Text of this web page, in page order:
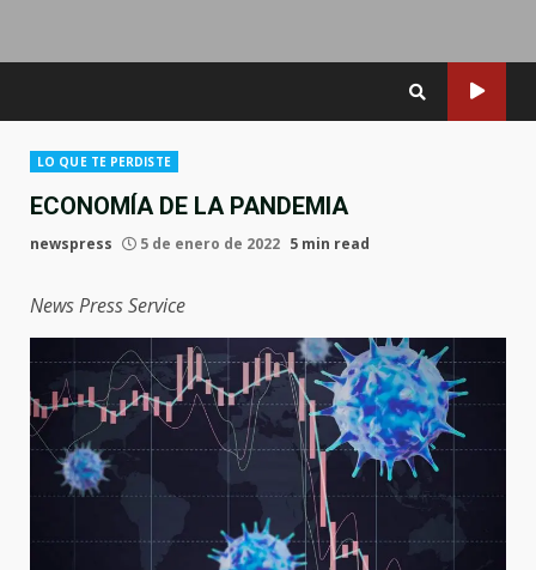
LO QUE TE PERDISTE
ECONOMÍA DE LA PANDEMIA
newspress 5 de enero de 2022 5 min read
News Press Service